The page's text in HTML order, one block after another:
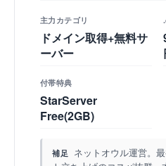
主力カテゴリ
ドメイン取得+無料サ
ーバー
付帯特典
StarServer
Free(2GB)
補足
ネットオウル運営。